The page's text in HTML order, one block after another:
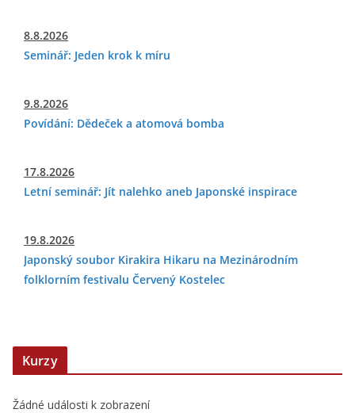
8.8.2026
Seminář: Jeden krok k míru
9.8.2026
Povídání: Dědeček a atomová bomba
17.8.2026
Letní seminář: Jít nalehko aneb Japonské inspirace
19.8.2026
Japonský soubor Kirakira Hikaru na Mezinárodním
folklorním festivalu Červený Kostelec
Kurzy
Žádné události k zobrazení